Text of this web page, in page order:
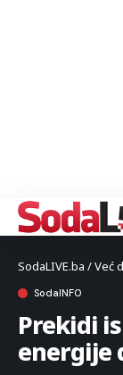
SodaLIVE.ba / Već
SodaINFO
Prekidi
energije